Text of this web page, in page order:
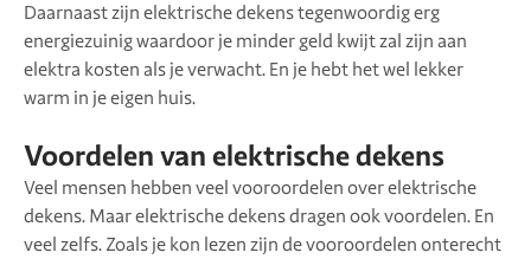
Daarnaast zijn elektrische dekens tegenwoordig erg
energiezuinig waardoor je minder geld kwijt zal zijn aan
elektra kosten als je verwacht. En je hebt het wel lekker
warm in je eigen huis.
Voordelen van elektrische dekens
Veel mensen hebben veel vooroordelen over elektrische
dekens. Maar elektrische dekens dragen ook voordelen. En
veel zelfs. Zoals je kon lezen zijn de vooroordelen onterecht